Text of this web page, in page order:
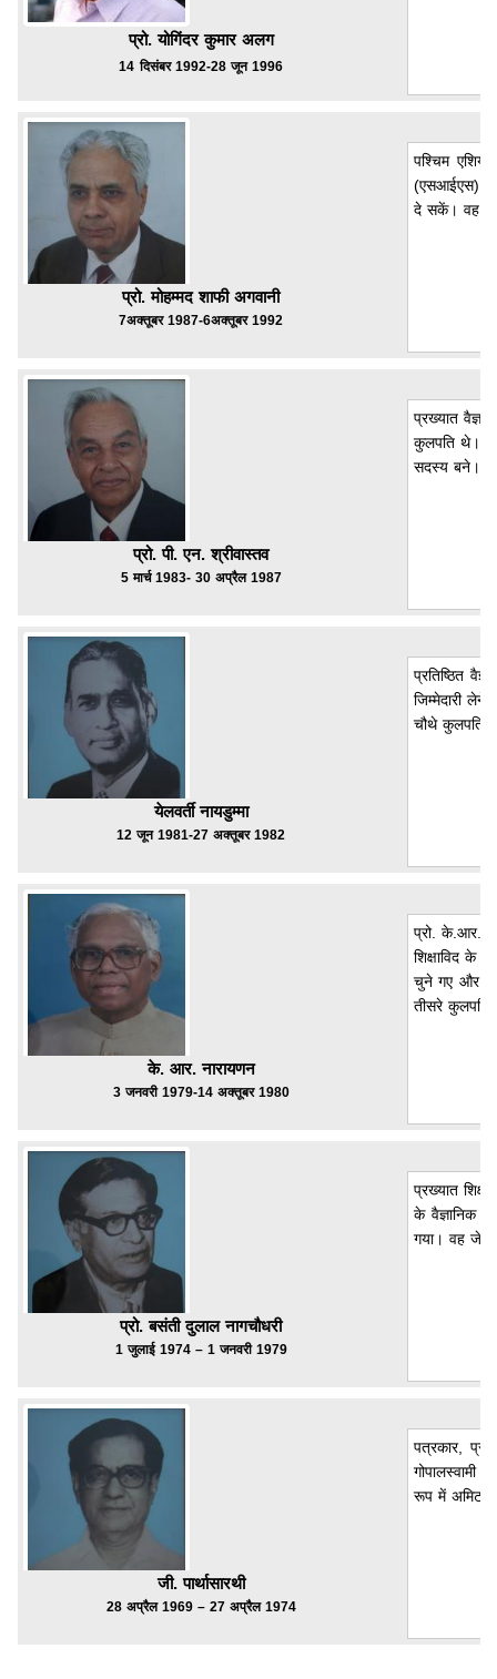
प्रो. योगिंदर कुमार अलग
14 दिसंबर 1992-28 जून 1996
प्रो. मोहम्मद शाफी अगवानी
7अक्तूबर 1987-6अक्तूबर 1992
पश्चिम
(एसआईएस) में
दे सकें। वह
प्रो. पी. एन. श्रीवास्तव
5 मार्च 1983- 30 अप्रैल 1987
प्रख्यात
कुलपति थे।
सदस्य बने।
येलवर्ती नायडुम्मा
12 जून 1981-27 अक्तूबर 1982
प्रतिष्ठित
जिम्मेदारी
चौथे कुलपति
के. आर. नारायणन
3 जनवरी 1979-14 अक्तूबर 1980
प्रो. के.आर.
शिक्षाविद के
चुने गए और
तीसरे कुलपति
प्रो. बसंती दुलाल नागचौधरी
1 जुलाई 1974 – 1 जनवरी 1979
प्रख्यात
के वैज्ञानिक
गया। वह
जी. पार्थासारथी
28 अप्रैल 1969 – 27 अप्रैल 1974
पत्रकार,
गोपालस्वामी
रूप में अमिट